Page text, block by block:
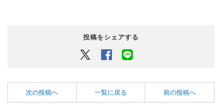
投稿をシェアする
Twitter Facebook
次の投稿へ 一覧に戻る 前の投稿へ